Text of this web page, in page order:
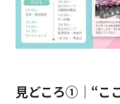
見どころ①｜“こ